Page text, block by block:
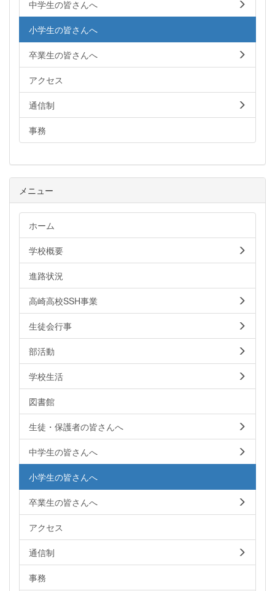
中学生の皆さんへ
小学生の皆さんへ
卒業生の皆さんへ
アクセス
通信制
事務
メニュー
ホーム
学校概要
進路状況
高崎高校SSH事業
生徒会行事
部活動
学校生活
図書館
生徒・保護者の皆さんへ
中学生の皆さんへ
小学生の皆さんへ
卒業生の皆さんへ
アクセス
通信制
事務